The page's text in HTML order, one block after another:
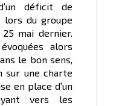
déficit de
lors du groupe
mai dernier.
alors
le bon sens,
sur une charte
en place d’un
vers les